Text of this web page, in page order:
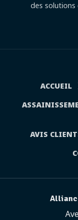
des
ACCUEIL
AVIS